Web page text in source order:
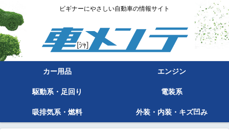
ビギナーにやさしい自動車の情報サイト
カー用品 エンジン
駆動系・足回り 電装系
吸排気系・燃料 外装・内装・キズ凹み